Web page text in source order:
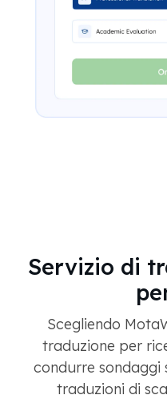
Servizio di
Scegliendo
traduzione per
condurre sondaggi
traduzioni di